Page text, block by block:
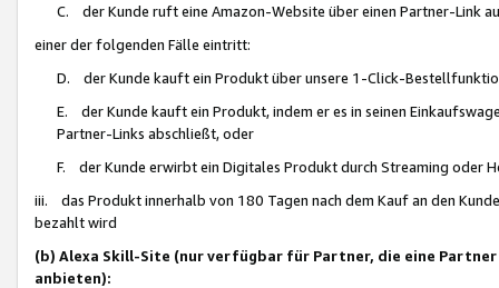
C. der Kunde ruft eine Amazon-Website über einen Partner-Link
einer der folgenden Fälle eintritt:
D. der Kunde kauft ein Produkt über unsere 1-Click-
E. der Kunde kauft ein Produkt, indem er es in seinen
Partner-Links abschließt, oder
F. der Kunde erwirbt ein Digitales Produkt durch Streaming oder
iii. das Produkt innerhalb von 180 Tagen nach dem Kauf an den
bezahlt wird
(b) Alexa Skill-Site (nur verfügbar für Partner, die eine
anbieten):